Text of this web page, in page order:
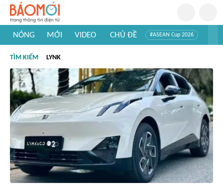
NÓNG MỚI VIDEO CHỦ ĐỀ #ASEAN Cup 2026
#Khám phá thế giới
TÌM KIẾM LYNK